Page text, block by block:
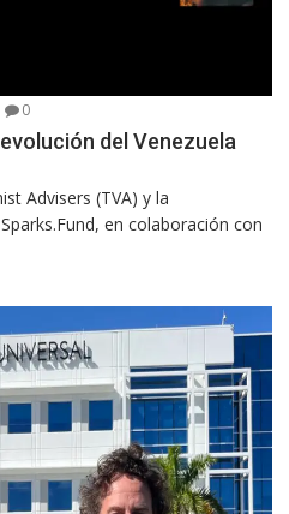
0
del Venezuela
Advisers (TVA) y la
en colaboración con